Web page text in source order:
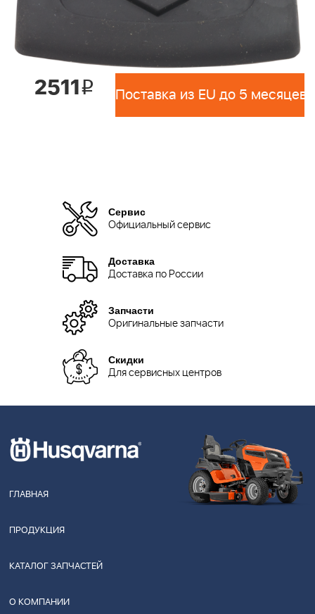
2511i Поставка из EU до 5 месяцев
Сервис
Официальный сервис
Доставка
Доставка по России
Запчасти
Оригинальные запчасти
Скидки
Для сервисных центров
ГЛАВНАЯ
ПРОДУКЦИЯ
КАТАЛОГ ЗАПЧАСТЕЙ
О КОМПАНИИ